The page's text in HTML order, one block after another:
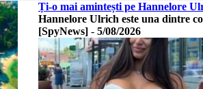
Ți-o mai amintești pe Hannelore
Hannelore Ulrich este una dintre
[SpyNews] - 5/08/2026